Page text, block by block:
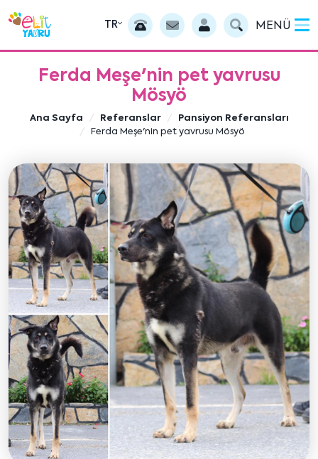
TR MENÜ
Ferda Meşe'nin pet yavrusu
Mösyö
Ana Sayfa Referanslar
Pansiyon Referansları
Ferda Meşe'nin pet yavrusu Mösyö